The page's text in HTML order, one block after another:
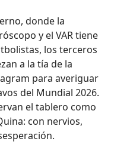
donde la
y el VAR tiene
los terceros
a la tía de la
para averiguar
del Mundial 2026.
el tablero como
con nervios,